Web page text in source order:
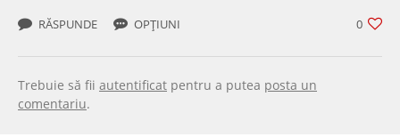
0
RĂSPUNDE OPȚIUNI
Trebuie să fii autentificat pentru a putea posta un
comentariu.